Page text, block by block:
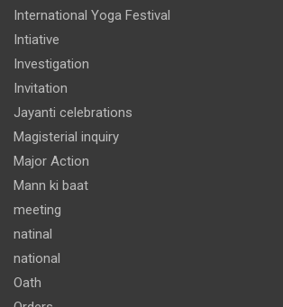
International Yoga Festival
Intiative
Investigation
Invitation
Jayanti celebrations
Magisterial inquiry
Major Action
Mann ki baat
meeting
natinal
national
Oath